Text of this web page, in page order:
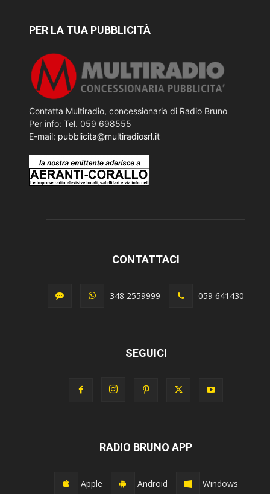
PER LA TUA PUBBLICITÀ
Contatta Multiradio, concessionaria di Radio Bruno
Per info: Tel. 059 698555
E-mail: pubblicita@multiradiosrl.it
CONTATTACI
348 2559999 059 641430
SEGUICI
RADIO BRUNO APP
Apple Android Windows